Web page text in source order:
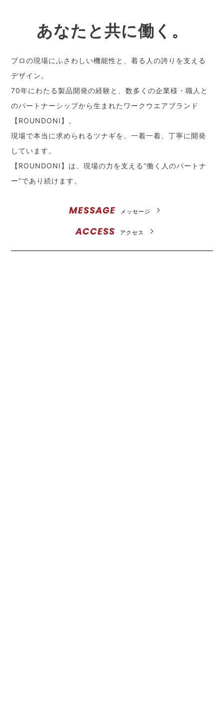
あなたと共に働く。
プロの現場にふさわしい機能性と、着る人の誇りを支える
デザイン。
70年にわたる製品開発の経験と、数多くの企業様・職人と
のパートナーシップから生まれたワークウエアブランド
【ROUNDONI】。
現場で本当に求められるツナギを、一着一着、丁寧に開発
しています。
【ROUNDONI】は、現場の力を支える“働く人のパートナ
ー”であり続けます。
MESSAGE メッセージ
ACCESS アクセス